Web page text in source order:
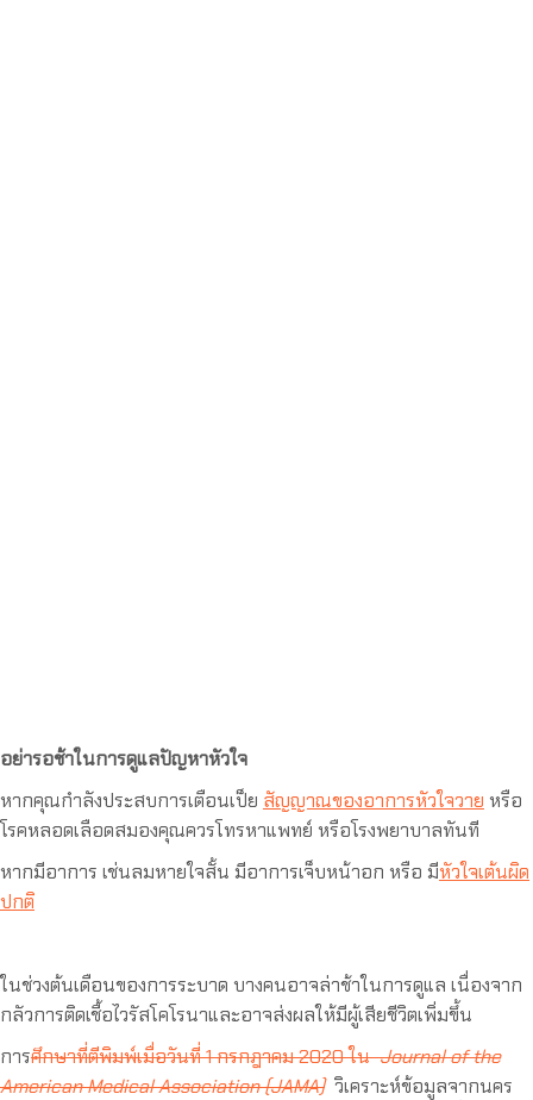
อย่ารอช้าในการดูแลปัญหาหัวใจ
หากคุณกำลังประสบการเตือนเป็ย สัญญาณของอาการหัวใจวาย หรือ
โรคหลอดเลือดสมองคุณควรโทรหาแพทย์ หรือโรงพยาบาลทันที
หากมีอาการ เช่นลมหายใจสั้น มีอาการเจ็บหน้าอก หรือ มีหัวใจเต้นผิด
ปกติ
ในช่วงต้นเดือนของการระบาด บางคนอาจล่าช้าในการดูแล เนื่องจาก
กลัวการติดเชื้อไวรัสโคโรนาและอาจส่งผลให้มีผู้เสียชีวิตเพิ่มขึ้น
การศึกษาที่ตีพิมพ์เมื่อวันที่ 1 กรกฎาคม 2020 ในJournal of the
American Medical Association (JAMA)วิเคราะห์ข้อมูลจากนคร